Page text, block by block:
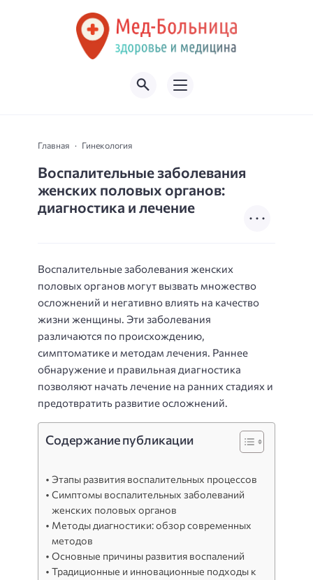
Главная Гинекология
Воспалительные заболевания
женских половых органов:
диагностика и лечение
Воспалительные заболевания женских
половых органов могут вызвать множество
осложнений и негативно влиять на качество
жизни женщины. Эти заболевания
различаются по происхождению,
симптоматике и методам лечения. Раннее
обнаружение и правильная диагностика
позволяют начать лечение на ранних стадиях и
предотвратить развитие осложнений.
Содержание публикации
Этапы развития воспалительных процессов
Симптомы воспалительных заболеваний
женских половых органов
Методы диагностики: обзор современных
методов
Основные причины развития воспалений
Традиционные и инновационные подходы к